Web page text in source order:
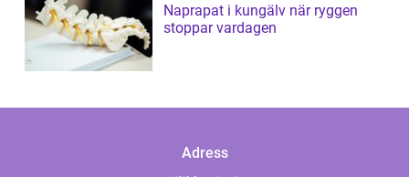
Naprapat i kungälv när ryggen
stoppar vardagen
Adress